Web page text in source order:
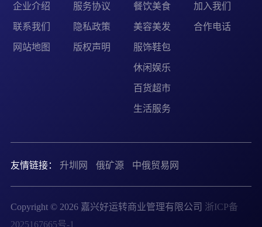
企业介绍
联系我们
网站地图
服务协议
隐私政策
版权声明
餐饮美食
美容美发
服饰鞋包
休闲娱乐
百货超市
生活服务
加入我们
合作电话
友情链接： 升圳网 俄矿源 中俄贸易网
Copyright © 2026 嘉兴好运转商业管理有限公司 浙ICP备
2025167665号-1